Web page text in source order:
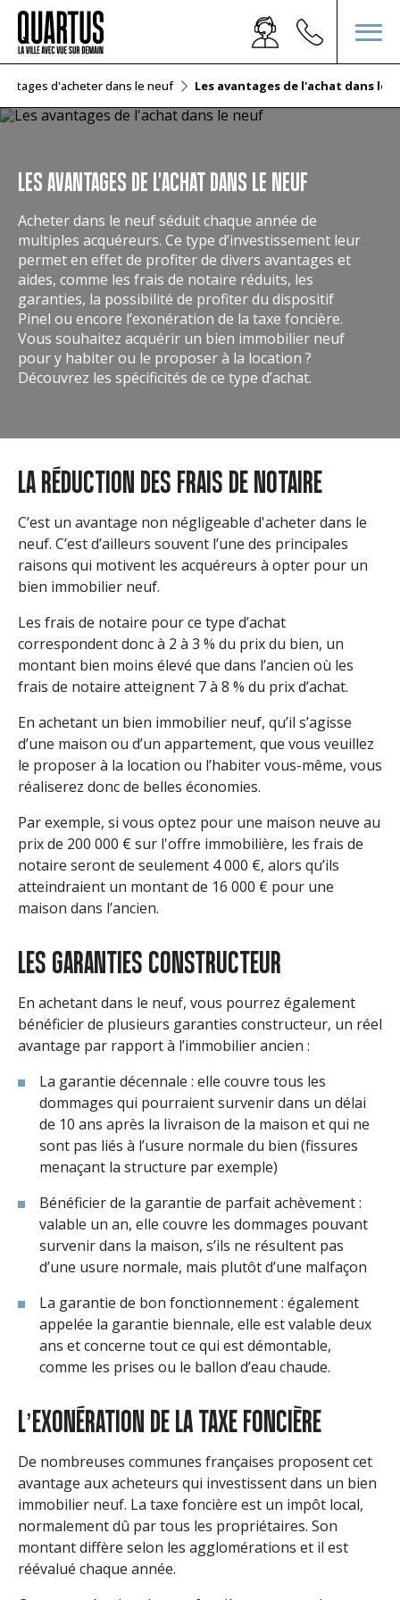
d'acheter dans le neuf Les avantages de l'achat dans le
LES AVANTAGES DE L'ACHAT DANS LE NEUF
Acheter dans le neuf séduit chaque année de
multiples acquéreurs. Ce type d’investissement leur
permet en effet de profiter de divers avantages et
aides, comme les frais de notaire réduits, les
garanties, la possibilité de profiter du dispositif
Pinel ou encore l’exonération de la taxe foncière.
Vous souhaitez acquérir un bien immobilier neuf
pour y habiter ou le proposer à la location ?
Découvrez les spécificités de ce type d’achat.
LA RÉDUCTION DES FRAIS DE NOTAIRE
C’est un avantage non négligeable d'acheter dans le
neuf. C’est d’ailleurs souvent l’une des principales
raisons qui motivent les acquéreurs à opter pour un
bien immobilier neuf.
Les frais de notaire pour ce type d’achat
correspondent donc à 2 à 3 % du prix du bien, un
montant bien moins élevé que dans l’ancien où les
frais de notaire atteignent 7 à 8 % du prix d’achat.
En achetant un bien immobilier neuf, qu’il s’agisse
d’une maison ou d’un appartement, que vous veuillez
le proposer à la location ou l’habiter vous-même, vous
réaliserez donc de belles économies.
Par exemple, si vous optez pour une maison neuve au
prix de 200 000 € sur l'offre immobilière, les frais de
notaire seront de seulement 4 000 €, alors qu’ils
atteindraient un montant de 16 000 € pour une
maison dans l’ancien.
LES GARANTIES CONSTRUCTEUR
En achetant dans le neuf, vous pourrez également
bénéficier de plusieurs garanties constructeur, un réel
avantage par rapport à l’immobilier ancien :
La garantie décennale : elle couvre tous les
dommages qui pourraient survenir dans un délai
de 10 ans après la livraison de la maison et qui ne
sont pas liés à l’usure normale du bien (fissures
menaçant la structure par exemple)
Bénéficier de la garantie de parfait achèvement :
valable un an, elle couvre les dommages pouvant
survenir dans la maison, s’ils ne résultent pas
d’une usure normale, mais plutôt d’une malfaçon
La garantie de bon fonctionnement : également
appelée la garantie biennale, elle est valable deux
ans et concerne tout ce qui est démontable,
comme les prises ou le ballon d’eau chaude.
L’EXONÉRATION DE LA TAXE FONCIÈRE
De nombreuses communes françaises proposent cet
avantage aux acheteurs qui investissent dans un bien
immobilier neuf. La taxe foncière est un impôt local,
normalement dû par tous les propriétaires. Son
montant diffère selon les agglomérations et il est
réévalué chaque année.